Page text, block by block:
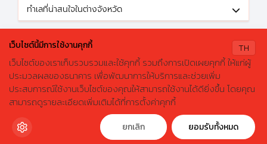
ค้นหาบ้านมือสองธอส.
ลองเปลี่ยนมาใช้ผ่านแอปดูสิ ใช้ง่าย รวดเร็ว โหลดเลย!
X
ทำเลที่น่าสนใจในต่างจังหวัด
© 2026 GHBhomecenter.com. All rights reserved.
ธนาคารอาคารสงเคราะห์ (สำนักงานใหญ่) 63 ถนนพระราม 9 เขตห้วยขวาง
กรุงเทพมหานคร 10310
โทรศัพท์: 0-2645-9000 โทรสาร: 0-2645-9001 อีเมล :
crm@ghb.co.thเว็บไซต์
www.ghbank.co.th
TH
เว็บไซต์นี้มีการใช้งานคุกกี้
เว็บไซต์ของเราเก็บรวบรวมและใช้คุกกี้ รวมถึงการเปิดเผยคุกกี้ ให้แก่ผู้
ประมวลผลของธนาคาร เพื่อพัฒนาการให้บริการและช่วยเพิ่ม
ประสบการณ์ใช้งานเว็บไซต์ของคุณให้สามารถใช้งานได้ดียิ่งขึ้น โดยคุณ
สามารถดูรายละเอียดเพิ่มเติมได้ที่การตั้งค่าคุกกี้
ยกเลิก ยอมรับทั้งหมด